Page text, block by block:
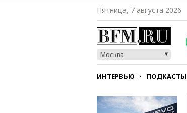
Пятница, 7 августа 2026
Москва
ИНТЕРВЬЮ ПОДКАСТЫ
СТИЛЬ ТЕСТЫ